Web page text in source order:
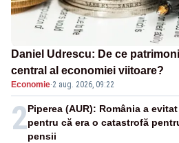
Daniel Udrescu: De ce
central al economiei viitoare?
Economie·2 aug. 2026, 09:22
2Piperea (AUR): România a
pentru că era o catastrofă
pensii